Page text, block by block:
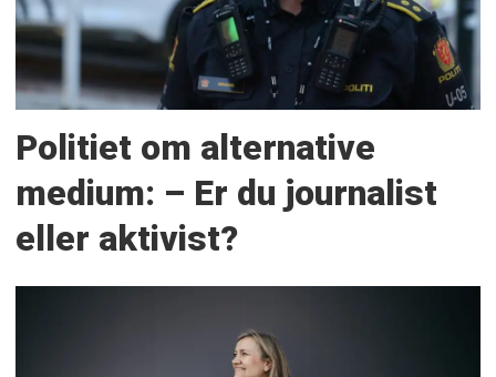
Politiet om alternative
medium: – Er du journalist
eller aktivist?